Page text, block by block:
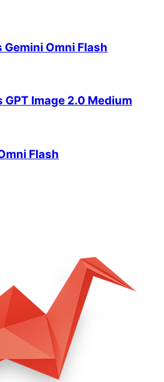
Gemini Omni Flash
GPT Image 2.0 Medium
Flash